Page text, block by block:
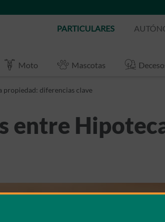
PARTICULARES
Moto Mascotas
propiedad: diferencias clave
entre